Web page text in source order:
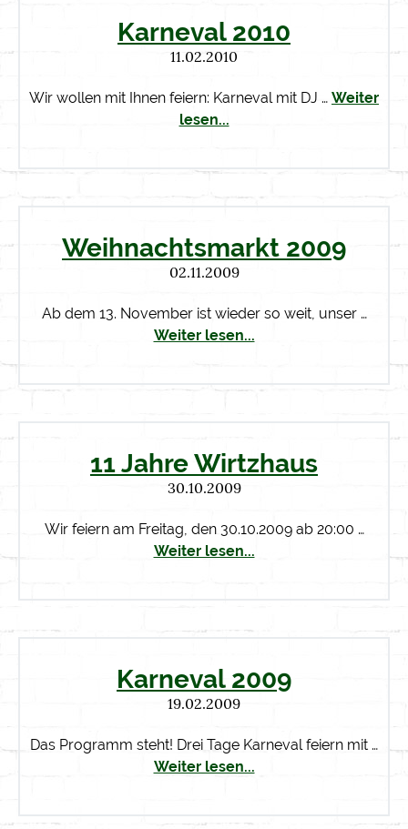
Karneval 2010
11.02.2010
Wir wollen mit Ihnen feiern: Karneval mit DJ … Weiter
lesen...
Weihnachtsmarkt 2009
02.11.2009
Ab dem 13. November ist wieder so weit, unser …
Weiter lesen...
11 Jahre Wirtzhaus
30.10.2009
Wir feiern am Freitag, den 30.10.2009 ab 20:00 …
Weiter lesen...
Karneval 2009
19.02.2009
Das Programm steht! Drei Tage Karneval feiern mit …
Weiter lesen...